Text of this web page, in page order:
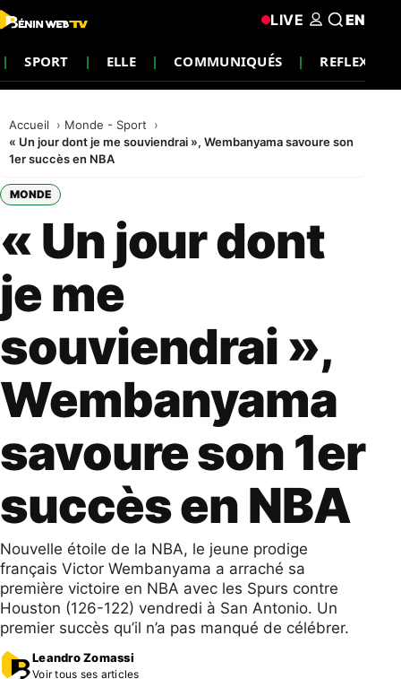
SPORT ELLE COMMUNIQUÉS REFLEXION
LIVE EN
Accueil
Monde - Sport
« Un jour dont je me souviendrai », Wembanyama savoure son
1er succès en NBA
MONDE
« Un jour dont
je me
souviendrai »,
Wembanyama
savoure son 1er
succès en NBA
Nouvelle étoile de la NBA, le jeune prodige
français Victor Wembanyama a arraché sa
première victoire en NBA avec les Spurs contre
Houston (126-122) vendredi à San Antonio. Un
premier succès qu’il n’a pas manqué de célébrer.
Leandro Zomassi
Voir tous ses articles